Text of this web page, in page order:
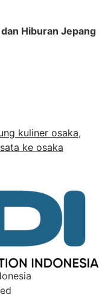
Hiburan Jepang
kuliner osaka,
ke osaka